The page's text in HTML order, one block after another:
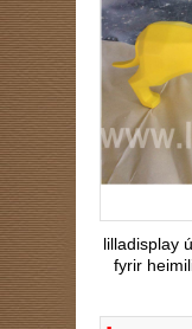
lilladisplay
fyrir